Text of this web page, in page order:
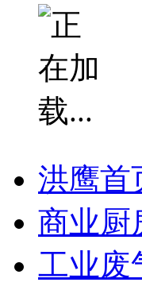
洪鹰首
商业厨
工业废